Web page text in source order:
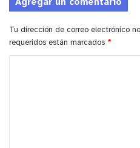
Agregar un comentario
Tu dirección de correo electrónico
requeridos están marcados *